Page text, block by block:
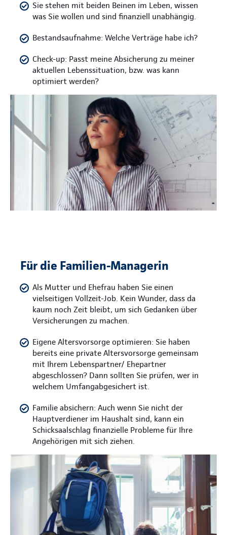
Sie stehen mit beiden Beinen im Leben, wissen
was Sie wollen und sind finanziell unabhängig.
Bestandsaufnahme: Welche Verträge habe ich?
Check-up: Passt meine Absicherung zu meiner
aktuellen Lebenssituation, bzw. was kann
optimiert werden?
Für die Familien-Managerin
Als Mutter und Ehefrau haben Sie einen
vielseitigen Vollzeit-Job. Kein Wunder, dass da
kaum noch Zeit bleibt, um sich Gedanken über
Versicherungen zu machen.
Eigene Altersvorsorge optimieren: Sie haben
bereits eine private Altersvorsorge gemeinsam
mit Ihrem Lebenspartner/ Ehepartner
abgeschlossen? Dann sollten Sie prüfen, wer in
welchem Umfangabgesichert ist.
Familie absichern: Auch wenn Sie nicht der
Hauptverdiener im Haushalt sind, kann ein
Schicksaalschlag finanzielle Probleme für Ihre
Angehörigen mit sich ziehen.